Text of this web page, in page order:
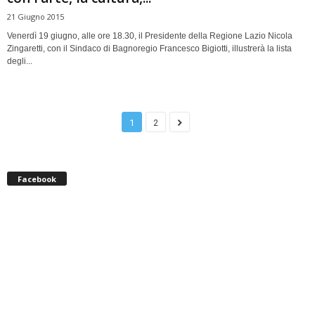
21 Giugno 2015
Venerdì 19 giugno, alle ore 18.30, il Presidente della Regione Lazio Nicola
Zingaretti, con il Sindaco di Bagnoregio Francesco Bigiotti, illustrerà la lista
degli...
1 2
Facebook